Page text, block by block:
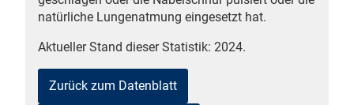
natürliche Lungenatmung eingesetzt hat.
Aktueller Stand dieser Statistik: 2024.
Zurück zum Datenblatt